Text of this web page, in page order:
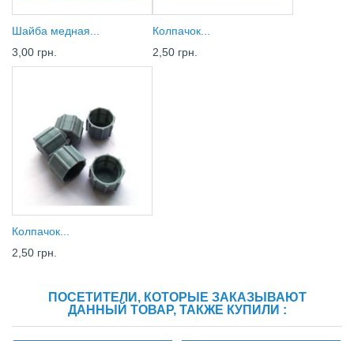
Шайба медная...
3,00 грн.
Колпачок...
2,50 грн.
Колпачок...
2,50 грн.
ПОСЕТИТЕЛИ, КОТОРЫЕ ЗАКАЗЫВАЮТ
ДАННЫЙ ТОВАР, ТАКЖЕ КУПИЛИ :